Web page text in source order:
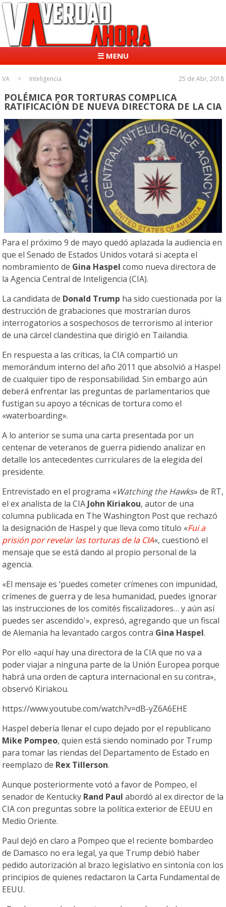
☰ MENU
VA Inteligencia 25 de Abr, 2018
POLÉMICA POR TORTURAS COMPLICA
RATIFICACIÓN DE NUEVA DIRECTORA DE LA CIA
Para el próximo 9 de mayo quedó aplazada la audiencia en
que el Senado de Estados Unidos votará si acepta el
nombramiento de Gina Haspel como nueva directora de
la Agencia Central de Inteligencia (CIA).
La candidata de Donald Trump ha sido cuestionada por la
destrucción de grabaciones que mostrarían duros
interrogatorios a sospechosos de terrorismo al interior
de una cárcel clandestina que dirigió en Tailandia.
En respuesta a las críticas, la CIA compartió un
memorándum interno del año 2011 que absolvió a Haspel
de cualquier tipo de responsabilidad. Sin embargo aún
deberá enfrentar las preguntas de parlamentarios que
fustigan su apoyo a técnicas de tortura como el
«waterboarding».
A lo anterior se suma una carta presentada por un
centenar de veteranos de guerra pidiendo analizar en
detalle los antecedentes curriculares de la elegida del
presidente.
Entrevistado en el programa «Watching the Hawks» de RT,
el ex analista de la CIA John Kiriakou, autor de una
columna publicada en The Washington Post que rechazó
la designación de Haspel y que lleva como título «Fui a
prisión por revelar las torturas de la CIA«, cuestionó el
mensaje que se está dando al propio personal de la
agencia.
«El mensaje es ‘puedes cometer crímenes con impunidad,
crímenes de guerra y de lesa humanidad, puedes ignorar
las instrucciones de los comités fiscalizadores… y aún así
puedes ser ascendido'», expresó, agregando que un fiscal
de Alemania ha levantado cargos contra Gina Haspel.
Por ello «aquí hay una directora de la CIA que no va a
poder viajar a ninguna parte de la Unión Europea porque
habrá una orden de captura internacional en su contra»,
observó Kiriakou.
https://www.youtube.com/watch?v=dB-yZ6A6EHE
Haspel debería llenar el cupo dejado por el republicano
Mike Pompeo, quien está siendo nominado por Trump
para tomar las riendas del Departamento de Estado en
reemplazo de Rex Tillerson.
Aunque posteriormente votó a favor de Pompeo, el
senador de Kentucky Rand Paul abordó al ex director de la
CIA con preguntas sobre la política exterior de EEUU en
Medio Oriente.
Paul dejó en claro a Pompeo que el reciente bombardeo
de Damasco no era legal, ya que Trump debió haber
pedido autorización al brazo legislativo en sintonía con los
principios de quienes redactaron la Carta Fundamental de
EEUU.